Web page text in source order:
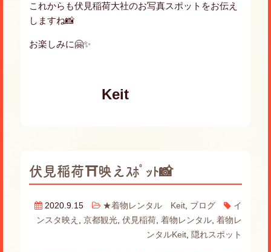
これからも伏見稲荷大社のお写真スポットをお伝え
しますね📸
お楽しみに🤗✨
Keit
伏見稲荷⛩映えｽﾎﾟｯﾄ📸
2020.9.15 ★着物レンタル Keit ブログ
イ
ンスタ映え
,京都観光 ,伏見稲荷 ,着物レンタル ,着物レ
ンタルKeit
隠れスポット